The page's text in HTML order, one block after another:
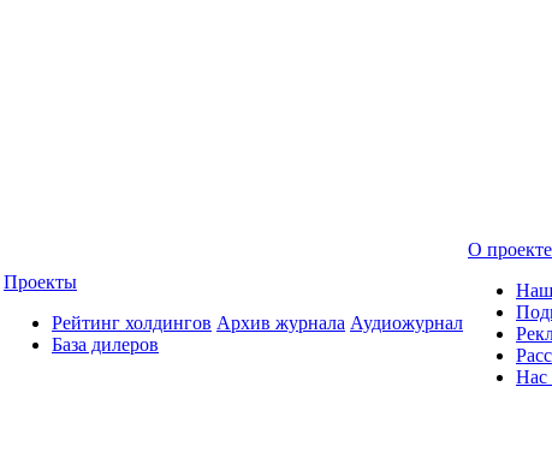
Проекты
Рейтинг холдингов
База дилеров
Архив журнала Аудиожурнал
О проекте
Нас